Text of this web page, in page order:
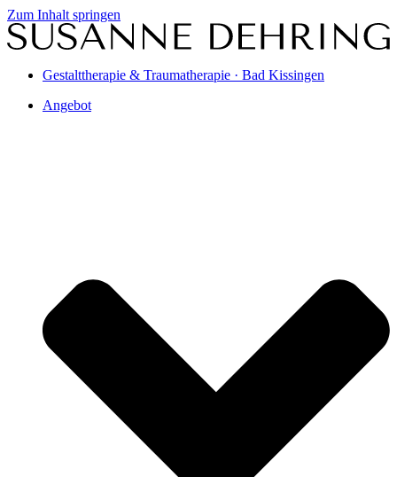
Zum Inhalt springen
Gestalttherapie & Traumatherapie · Bad Kissingen
Angebot